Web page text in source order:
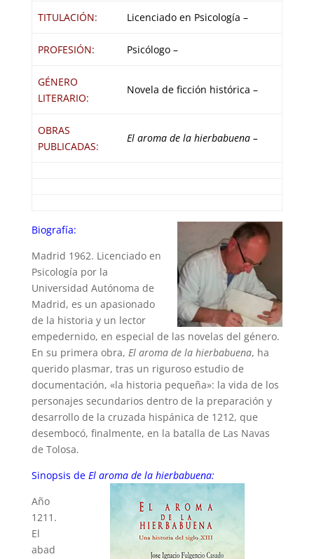
TITULACIÓN: Licenciado en Psicología –
PROFESIÓN: Psicólogo –
GÉNERO
LITERARIO:
Novela de ficción histórica –
OBRAS
PUBLICADAS:
El aroma de la hierbabuena –
Biografía:
Madrid 1962. Licenciado en
Psicología por la
Universidad Autónoma de
Madrid, es un apasionado
de la historia y un lector
empedernido, en especial de las novelas del género.
En su primera obra, El aroma de la hierbabuena, ha
querido plasmar, tras un riguroso estudio de
documentación, «la historia pequeña»: la vida de los
personajes secundarios dentro de la preparación y
desarrollo de la cruzada hispánica de 1212, que
desembocó, finalmente, en la batalla de Las Navas
de Tolosa.
Sinopsis de El aroma de la hierbabuena:
Año
1211.
El
abad